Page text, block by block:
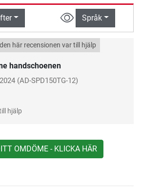
Språk
handschoenen
här recensionen var till hjälp
(AD-SPD150TG-12)
hjälp
OMDÖME - KLICKA HÄR